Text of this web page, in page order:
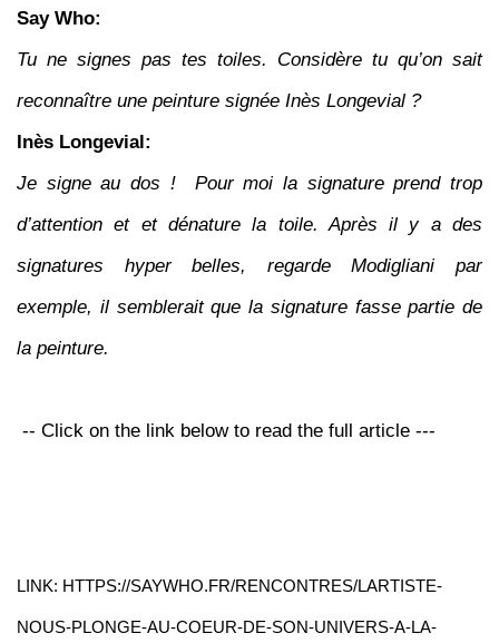
Say Who:
Tu ne signes pas tes toiles. Considère tu qu’on sait
reconnaître une peinture signée Inès Longevial ?
Inès Longevial:
Je signe au dos ! Pour moi la signature prend trop
d’attention et et dénature la toile. Après il y a des
signatures hyper belles, regarde Modigliani par
exemple, il semblerait que la signature fasse partie de
la peinture.
-- Click on the link below to read the full article ---
LINK: HTTPS://SAYWHO.FR/RENCONTRES/LARTISTE-
NOUS-PLONGE-AU-COEUR-DE-SON-UNIVERS-A-LA-